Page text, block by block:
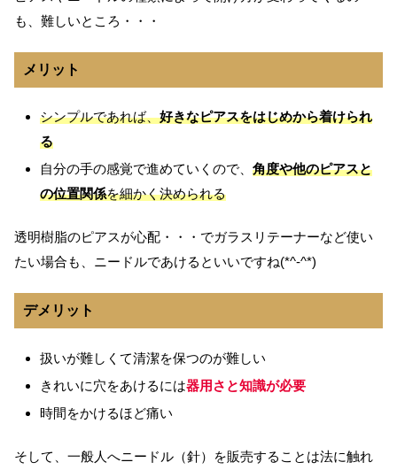
も、難しいところ・・・
メリット
シンプルであれば、好きなピアスをはじめから着けられ
る
自分の手の感覚で進めていくので、 角度や他のピアスと
の位置関係を細かく決められる
透明樹脂のピアスが心配・・・でガラスリテーナーなど使い
たい場合も、ニードルであけるといいですね(*^-^*)
デメリット
扱いが難しくて清潔を保つのが難しい
きれいに穴をあけるには器用さと知識が必要
時間をかけるほど痛い
そして、一般人へニードル（針）を販売することは法に触れ